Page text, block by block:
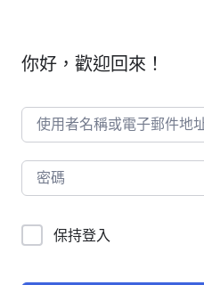
你好，歡迎回來！
保持登入